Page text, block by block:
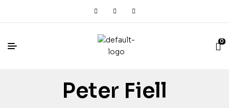
0
Peter Fiell